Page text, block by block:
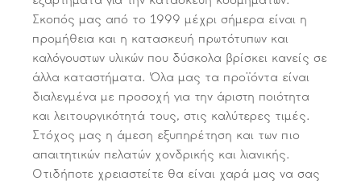
Σκοπός μας από το 1999 μέχρι σήμερα είναι η
προμήθεια και η κατασκευή πρωτότυπων και
καλόγουστων υλικών που δύσκολα βρίσκει κανείς σε
άλλα καταστήματα. Όλα μας τα προϊόντα είναι
διαλεγμένα με προσοχή για την άριστη ποιότητα
και λειτουργικότητά τους, στις καλύτερες τιμές.
Στόχος μας η άμεση εξυπηρέτηση και των πιο
απαιτητικών πελατών χονδρικής και λιανικής.
Οτιδήποτε χρειαστείτε θα είναι χαρά μας να σας